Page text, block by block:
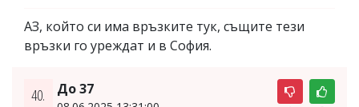
АЗ, който си има връзките тук, същите тези
връзки го уреждат и в София.
40. До 37